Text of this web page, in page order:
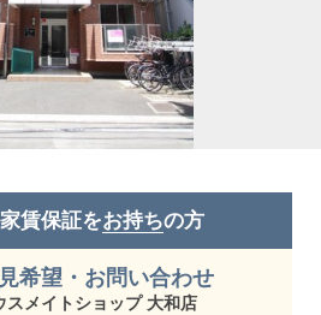
賃保証をお持ちの方
希望・お問い合わせ
スメイトショップ 大和店